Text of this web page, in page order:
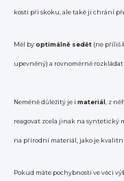
kosti při skoku, ale také ji chrání
Měl by optimálně sedět (ne příliš
upevněný) a rovnoměrně rozkládat
Neméně důležitý je i materiál , z
reagovat zcela jinak na syntetický
na přírodní materiál, jako je
Pokud máte pochybnosti ve věci